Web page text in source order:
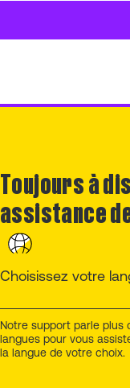
Toujours à
assistance
Choisissez votre
Notre support parle plus
langues pour vous
la langue de votre choix.